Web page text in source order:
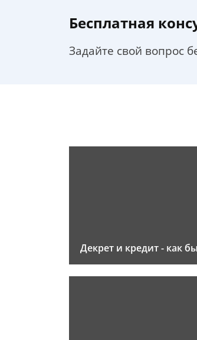
Бесплатная
Задайте свой вопрос
Декрет и кредит - как